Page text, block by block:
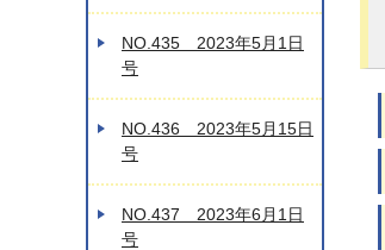
NO.435 2023年5月1日
号
NO.436 2023年5月15日
号
NO.437 2023年6月1日
号